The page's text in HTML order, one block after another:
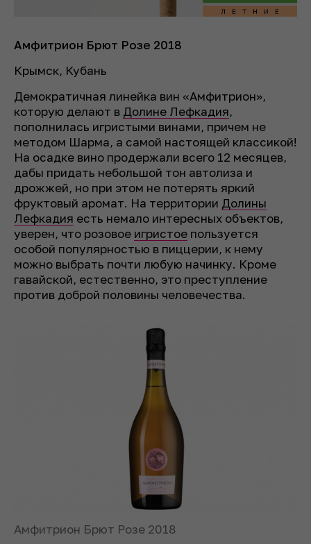
Амфитрион Брют Розе 2018
Крымск, Кубань
Демократичная линейка вин «Амфитрион»,
которую делают в Долине Лефкадия,
пополнилась игристыми винами, причем не
методом Шарма, а самой настоящей классикой!
На осадке вино продержали всего 12 месяцев,
дабы придать небольшой тон автолиза и
дрожжей, но при этом не потерять яркий
фруктовый аромат. На территории Долины
Лефкадия есть немало интересных объектов,
уверен, что розовое игристое пользуется
особой популярностью в пиццерии, к нему
можно выбрать почти любую начинку. Кроме
гавайской, естественно, это преступление
против доброй половины человечества.
Амфитрион Брют Розе 2018